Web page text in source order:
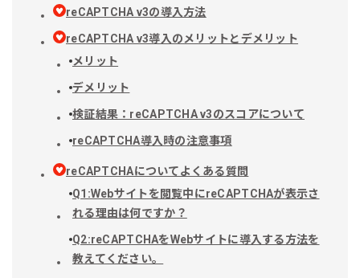
reCAPTCHA v3の導入方法
reCAPTCHA v3導入のメリットとデメリット
メリット
デメリット
検証結果：reCAPTCHA v3のスコアについて
reCAPTCHA導入時の注意事項
reCAPTCHAについてよくある質問
Q1:Webサイトを閲覧中にreCAPTCHAが表示さ
れる理由は何ですか？
Q2:reCAPTCHAをWebサイトに導入する方法を
教えてください。